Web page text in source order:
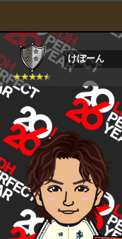
けぼーん